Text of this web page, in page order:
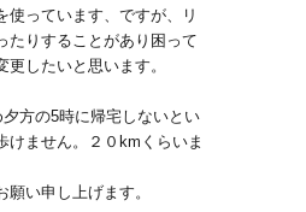
使っています、ですが、リ
たりすることがあり困って
したいと思います。
方の5時に帰宅しないとい
けません。２０kmくらいま
い申し上げます。